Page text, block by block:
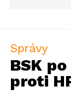
Správy
BSK
proti